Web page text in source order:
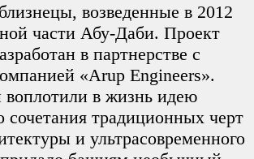
возведенные в 2012
части Абу-Даби. Проект
в партнерстве с
«Arup Engineers».
воплотили в жизнь идею
сочетания традиционных черт
и ультрасовременного